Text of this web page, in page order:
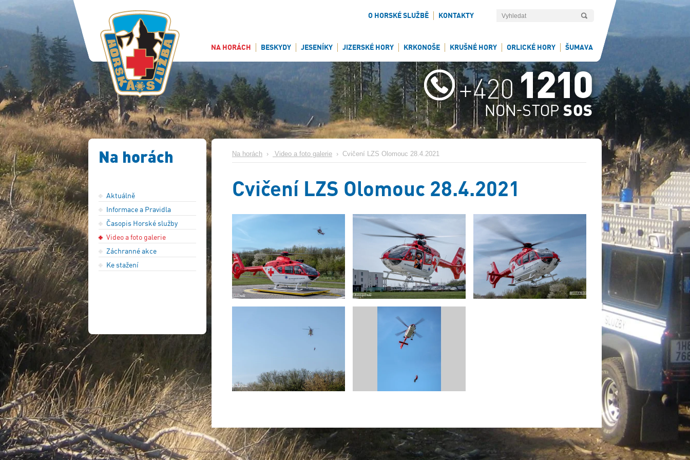
O HORSKÉ SLUŽBĚ KONTAKTY
NA HORÁCH BESKYDY JESENÍKY JIZERSKÉ HORY KRKONOŠE KRUŠNÉ HORY ORLICKÉ HORY ŠUMAVA
Na horách
Aktuálně
Informace a Pravidla
Časopis Horské služby
Video a foto galerie
Záchranné akce
Ke stažení
Na horách › Video a foto galerie › Cvičení LZS Olomouc 28.4.2021
Cvičení LZS Olomouc 28.4.2021